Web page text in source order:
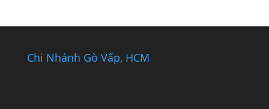
Chi Nhánh Gò Vấp, HCM